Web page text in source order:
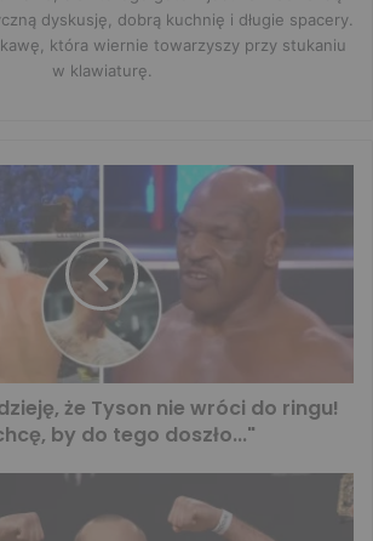
dyskusję, dobrą kuchnię i długie spacery.
która wiernie towarzyszy przy stukaniu
w klawiaturę.
że Tyson nie wróci do ringu!
by do tego doszło..."